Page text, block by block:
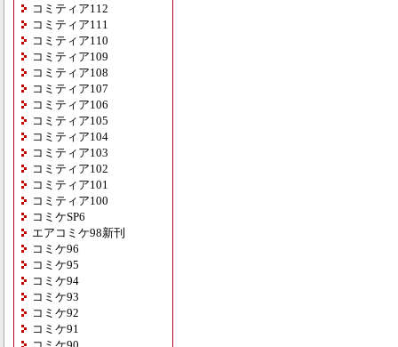
コミティア112
コミティア111
コミティア110
コミティア109
コミティア108
コミティア107
コミティア106
コミティア105
コミティア104
コミティア103
コミティア102
コミティア101
コミティア100
コミケSP6
エアコミケ98新刊
コミケ96
コミケ95
コミケ94
コミケ93
コミケ92
コミケ91